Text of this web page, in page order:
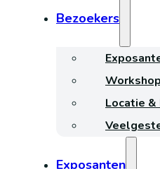
Bezoekers
Locatie
Exposanten